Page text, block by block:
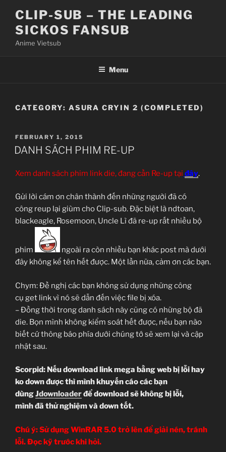
content
CLIP-SUB – THE LEADING
SICKOS FANSUB
Anime Vietsub
Menu
CATEGORY: ASURA CRYIN 2 (COMPLETED)
POSTED
ON
FEBRUARY 1, 2015
DANH SÁCH PHIM RE-UP
Xem danh sách phim link die, đang cần Re-up tại đây.
Gửi lời cám ơn chân thành đến những người đã có
công reup lại giùm cho Clip-sub. Đặc biệt là ndtoan,
blackeagle, Rosemoon, Uncle Lì đã re-up rất nhiều bộ
phim
ngoài ra còn nhiều bạn khác post mà dưới
đây không kể tên hết được. Một lần nữa, cảm ơn các bạn.
Chym: Đề nghị các bạn không sử dụng những công
cụ get link vì nó sẽ dẫn đến việc file bị xóa.
– Đồng thời trong danh sách này cũng có những bộ đã
die. Bọn mình không kiểm soát hết được, nếu bạn nào
biết cứ thông báo phía dưới chúng tớ sẽ xem lại và cập
nhật sau.
Scorpid: Nếu download link mega bằng web bị lỗi hay
ko down được thì mình khuyến cáo các bạn
dùngJdownloaderđể download sẽ không bị lỗi,
mình đã thử nghiệm và down tốt.
Chú ý: Sử dụng WinRAR 5.0 trở lên để giải nén, tránh
lỗi. Đọc kỹ trước khi hỏi.